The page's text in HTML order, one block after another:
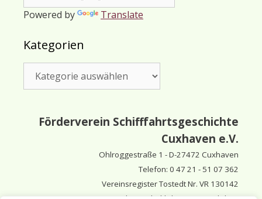
Powered by Translate
Kategorien
Förderverein Schifffahrtsgeschichte
Cuxhaven e.V.
Ohlroggestraße 1 - D-27472 Cuxhaven
Telefon: 0 47 21 - 51 07 362
Vereinsregister Tostedt Nr. VR 130142